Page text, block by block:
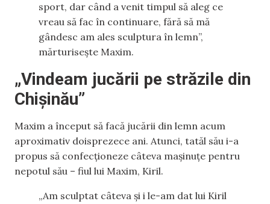
sport, dar când a venit timpul să aleg ce
vreau să fac în continuare, fără să mă
gândesc am ales sculptura în lemn”,
mărturisește Maxim.
„Vindeam jucării pe străzile din
Chișinău”
Maxim a început să facă jucării din lemn acum
aproximativ doisprezece ani. Atunci, tatăl său i-a
propus să confecționeze câteva mașinuțe pentru
nepotul său – fiul lui Maxim, Kiril.
„Am sculptat câteva și i le-am dat lui Kiril